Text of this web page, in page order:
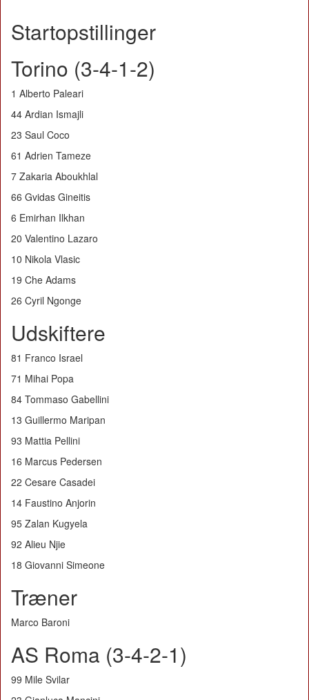
Startopstillinger
Torino (3-4-1-2)
1 Alberto Paleari
44 Ardian Ismajli
23 Saul Coco
61 Adrien Tameze
7 Zakaria Aboukhlal
66 Gvidas Gineitis
6 Emirhan Ilkhan
20 Valentino Lazaro
10 Nikola Vlasic
19 Che Adams
26 Cyril Ngonge
Udskiftere
81 Franco Israel
71 Mihai Popa
84 Tommaso Gabellini
13 Guillermo Maripan
93 Mattia Pellini
16 Marcus Pedersen
22 Cesare Casadei
14 Faustino Anjorin
95 Zalan Kugyela
92 Alieu Njie
18 Giovanni Simeone
Træner
Marco Baroni
AS Roma (3-4-2-1)
99 Mile Svilar